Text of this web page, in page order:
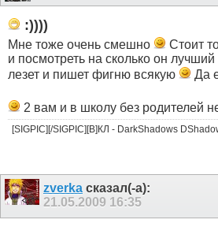
:))))
Мне тоже очень смешно
Стоит
и посмотреть на сколько он
лезет и пишет фигню всякую
Да
2 вам и в школу без родителей
[SIGPIC][/SIGPIC][B]КЛ - DarkShadows
zverka сказал(-а):
21.05.2009 16:35